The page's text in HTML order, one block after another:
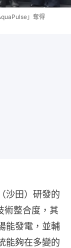
」奪得
沙田）研發的
術整合度，其
能發電，並輔
能夠在多變的